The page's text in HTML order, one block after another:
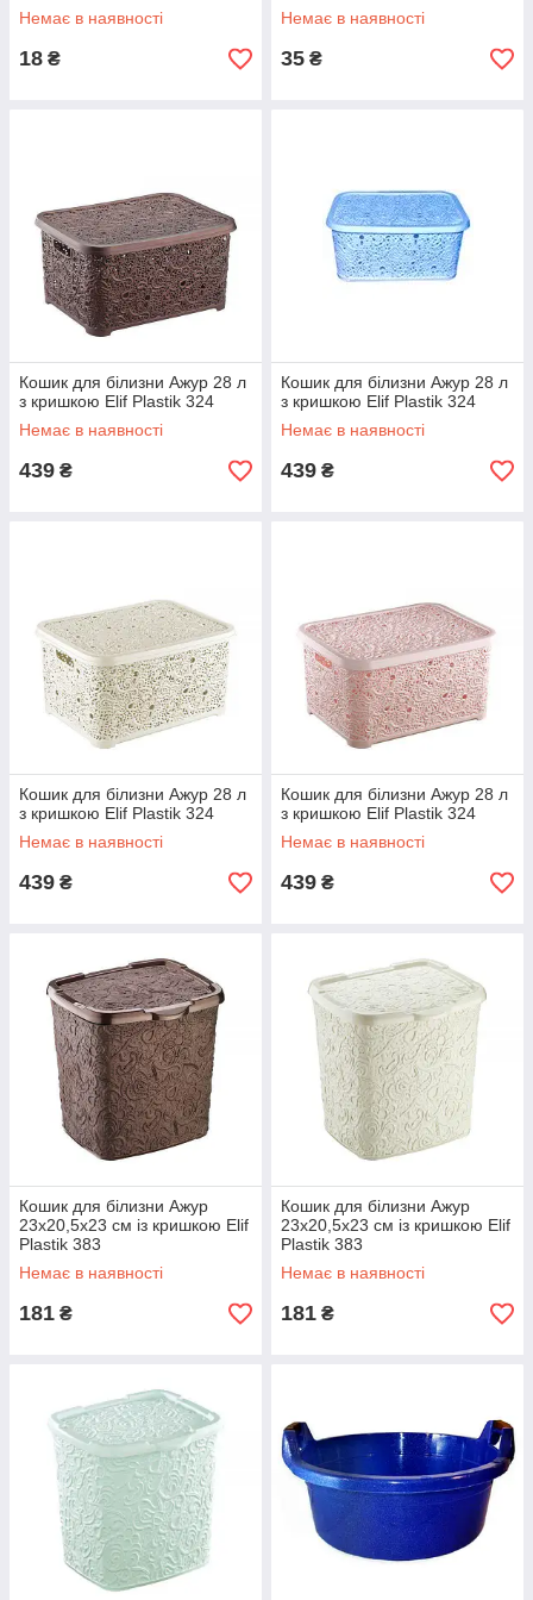
Немає в наявності
18 ₴
Немає в наявності
35 ₴
Кошик для білизни Ажур 28 л
з кришкою Elif Plastik 324
Немає в наявності
439 ₴
Кошик для білизни Ажур 28 л
з кришкою Elif Plastik 324
Немає в наявності
439 ₴
Кошик для білизни Ажур 28 л
з кришкою Elif Plastik 324
Немає в наявності
439 ₴
Кошик для білизни Ажур 28 л
з кришкою Elif Plastik 324
Немає в наявності
439 ₴
Кошик для білизни Ажур
23х20,5х23 см із кришкою Elif
Plastik 383
Немає в наявності
181 ₴
Кошик для білизни Ажур
23х20,5х23 см із кришкою Elif
Plastik 383
Немає в наявності
181 ₴